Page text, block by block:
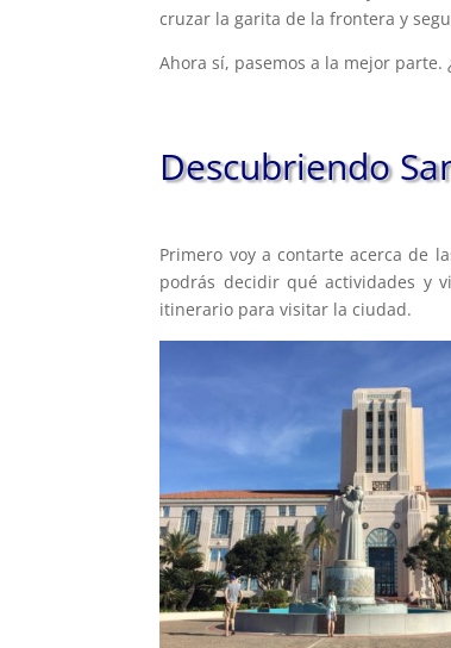
cruzar la garita de la frontera y
Ahora sí, pasemos a la mejor parte.
Descubriendo
Primero voy a contarte acerca de
podrás decidir qué actividades y
itinerario para visitar la ciudad.